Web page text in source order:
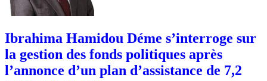
Ibrahima Hamidou Déme s’interroge sur
la gestion des fonds politiques après
l’annonce d’un plan d’assistance de 7,2